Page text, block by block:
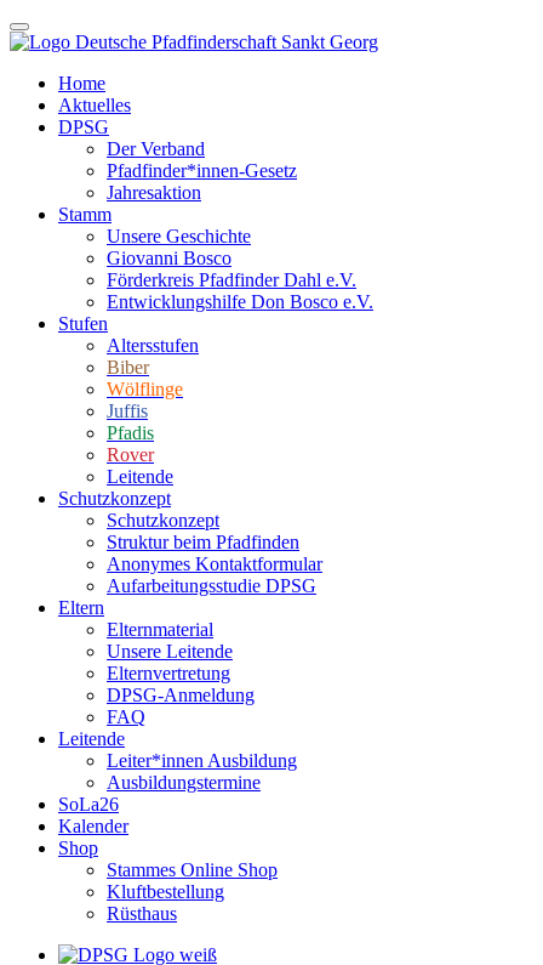
Home
Aktuelles
DPSG
Der Verband
Pfadfinder*innen-Gesetz
Jahresaktion
Stamm
Unsere Geschichte
Giovanni Bosco
Förderkreis Pfadfinder Dahl e.V.
Entwicklungshilfe Don Bosco e.V.
Stufen
Altersstufen
Biber
Wölflinge
Juffis
Pfadis
Rover
Leitende
Schutzkonzept
Schutzkonzept
Struktur beim Pfadfinden
Anonymes Kontaktformular
Aufarbeitungsstudie DPSG
Eltern
Elternmaterial
Unsere Leitende
Elternvertretung
DPSG-Anmeldung
FAQ
Leitende
Leiter*innen Ausbildung
Ausbildungstermine
SoLa26
Kalender
Shop
Stammes Online Shop
Kluftbestellung
Rüsthaus